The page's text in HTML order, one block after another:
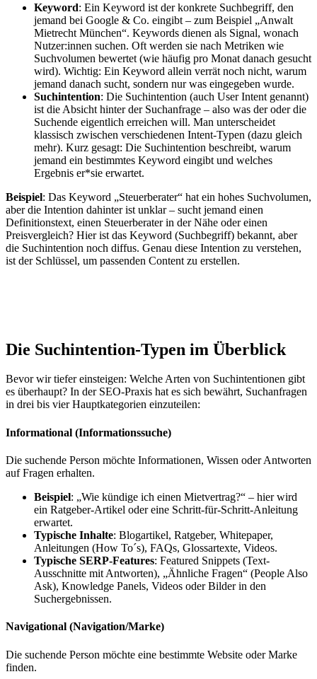
Keyword: Ein Keyword ist der konkrete Suchbegriff, den
jemand bei Google & Co. eingibt – zum Beispiel „Anwalt
Mietrecht München“. Keywords dienen als Signal, wonach
Nutzer:innen suchen. Oft werden sie nach Metriken wie
Suchvolumen bewertet (wie häufig pro Monat danach gesucht
wird). Wichtig: Ein Keyword allein verrät noch nicht, warum
jemand danach sucht, sondern nur was eingegeben wurde.
Suchintention: Die Suchintention (auch User Intent genannt)
ist die Absicht hinter der Suchanfrage – also was der oder die
Suchende eigentlich erreichen will. Man unterscheidet
klassisch zwischen verschiedenen Intent-Typen (dazu gleich
mehr). Kurz gesagt: Die Suchintention beschreibt, warum
jemand ein bestimmtes Keyword eingibt und welches
Ergebnis er*sie erwartet.
Beispiel: Das Keyword „Steuerberater“ hat ein hohes Suchvolumen,
aber die Intention dahinter ist unklar – sucht jemand einen
Definitionstext, einen Steuerberater in der Nähe oder einen
Preisvergleich? Hier ist das Keyword (Suchbegriff) bekannt, aber
die Suchintention noch diffus. Genau diese Intention zu verstehen,
ist der Schlüssel, um passenden Content zu erstellen.
Die Suchintention-Typen im Überblick
Bevor wir tiefer einsteigen: Welche Arten von Suchintentionen gibt
es überhaupt? In der SEO-Praxis hat es sich bewährt, Suchanfragen
in drei bis vier Hauptkategorien einzuteilen:
Informational (Informationssuche)
Die suchende Person möchte Informationen, Wissen oder Antworten
auf Fragen erhalten.
Beispiel: „Wie kündige ich einen Mietvertrag?“ – hier wird
ein Ratgeber-Artikel oder eine Schritt-für-Schritt-Anleitung
erwartet.
Typische Inhalte: Blogartikel, Ratgeber, Whitepaper,
Anleitungen (How To´s), FAQs, Glossartexte, Videos.
Typische SERP-Features: Featured Snippets (Text-
Ausschnitte mit Antworten), „Ähnliche Fragen“ (People Also
Ask), Knowledge Panels, Videos oder Bilder in den
Suchergebnissen.
Navigational (Navigation/Marke)
Die suchende Person möchte eine bestimmte Website oder Marke
finden.